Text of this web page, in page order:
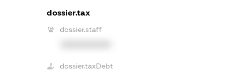
dossier.tax
dossier.staff
dossier.taxDebt